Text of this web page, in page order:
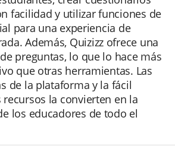
facilidad y utilizar funciones de
para una experiencia de
Además, Quizizz ofrece una
preguntas, lo que lo hace más
que otras herramientas. Las
de la plataforma y la fácil
la convierten en la
los educadores de todo el